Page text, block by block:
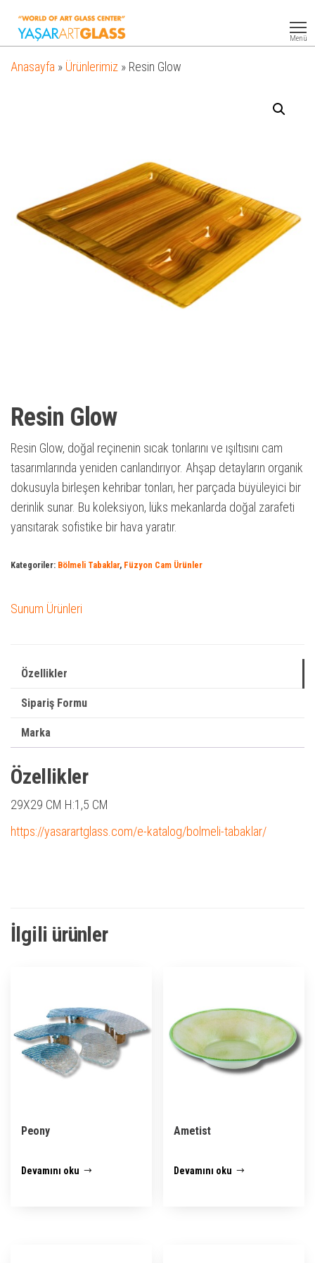
Glass
Menü
Anasayfa » Ürünlerimiz » Resin Glow
Resin Glow
Resin Glow, doğal reçinenin sıcak tonlarını ve ışıltısını cam
tasarımlarında yeniden canlandırıyor. Ahşap detayların organik
dokusuyla birleşen kehribar tonları, her parçada büyüleyici bir
derinlik sunar. Bu koleksiyon, lüks mekanlarda doğal zarafeti
yansıtarak sofistike bir hava yaratır.
Kategoriler: Bölmeli Tabaklar, Füzyon Cam Ürünler
Sunum Ürünleri
Özellikler
Sipariş Formu
Marka
Özellikler
29X29 CM H:1,5 CM
https://yasarartglass.com/e-katalog/bolmeli-tabaklar/
İlgili ürünler
Peony
Devamını oku
Ametist
Devamını oku